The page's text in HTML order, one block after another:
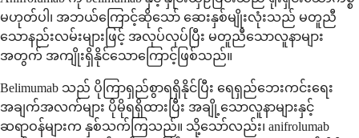
မဟုတ်ပါ၊ အဘယ်ကြောင့်ဆိုသော် ဆေးနှစ်မျိုးလုံးသည် မတူညီ
သောနည်းလမ်းများဖြင့် အလုပ်လုပ်ပြီး မတူညီသောလူနာများ
အတွက် အကျိုးရှိနိုင်သောကြောင့်ဖြစ်သည်။
Belimumab သည် ပိုကြာရှည်စွာရရှိနိုင်ပြီး ရေရှည်ဘေးကင်းရေး
အချက်အလက်များ ပိုမိုရရှိထားပြီး အချို့သောလူနာများနှင့်
ဆရာဝန်များက နှစ်သက်ကြသည်။ သို့သော်လည်း၊ anifrolumab